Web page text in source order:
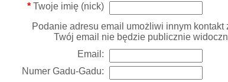
*Twoje imię (nick)
Podanie adresu email umożliwi innym kontakt
Twój email nie będzie publicznie
Email:
Numer Gadu-Gadu: